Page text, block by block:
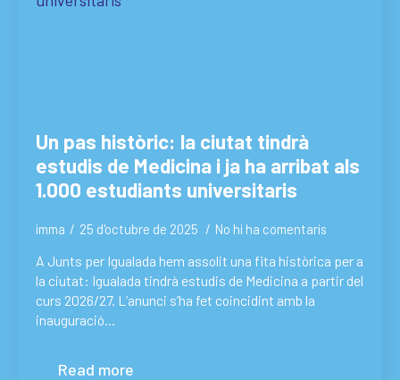
Un pas històric: la ciutat tindrà
estudis de Medicina i ja ha arribat als
1.000 estudiants universitaris
imma 25 d'octubre de 2025 No hi ha comentaris
A Junts per Igualada hem assolit una fita històrica per a
la ciutat: Igualada tindrà estudis de Medicina a partir del
curs 2026/27. L’anunci s’ha fet coincidint amb la
inauguració…
Read more